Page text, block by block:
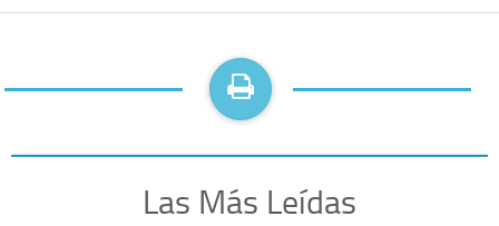
Las Más Leídas